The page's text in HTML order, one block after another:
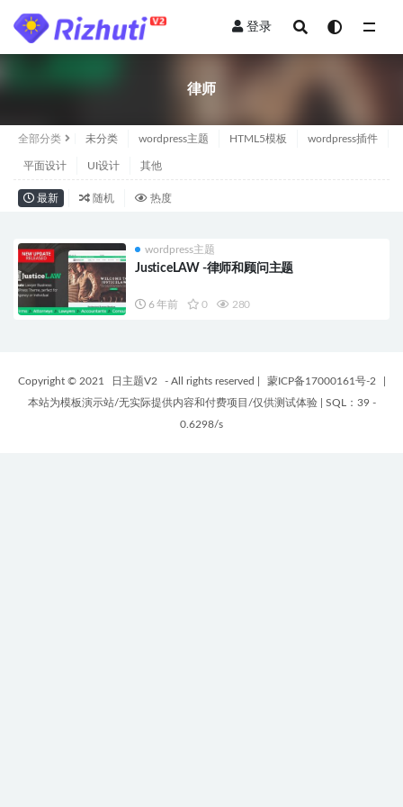
登录
律师
全部分类 未分类 wordpress主题 HTML5模板 wordpress插件
平面设计 UI设计 其他
最新 随机 热度
wordpress主题
JusticeLAW -律师和顾问主题
6 年前 0 280
Copyright © 2021 日主题V2 - All rights reserved 蒙ICP备17000161号-2
本站为模板演示站/无实际提供内容和付费项目/仅供测试体验
SQL：39 -
0.6298/s